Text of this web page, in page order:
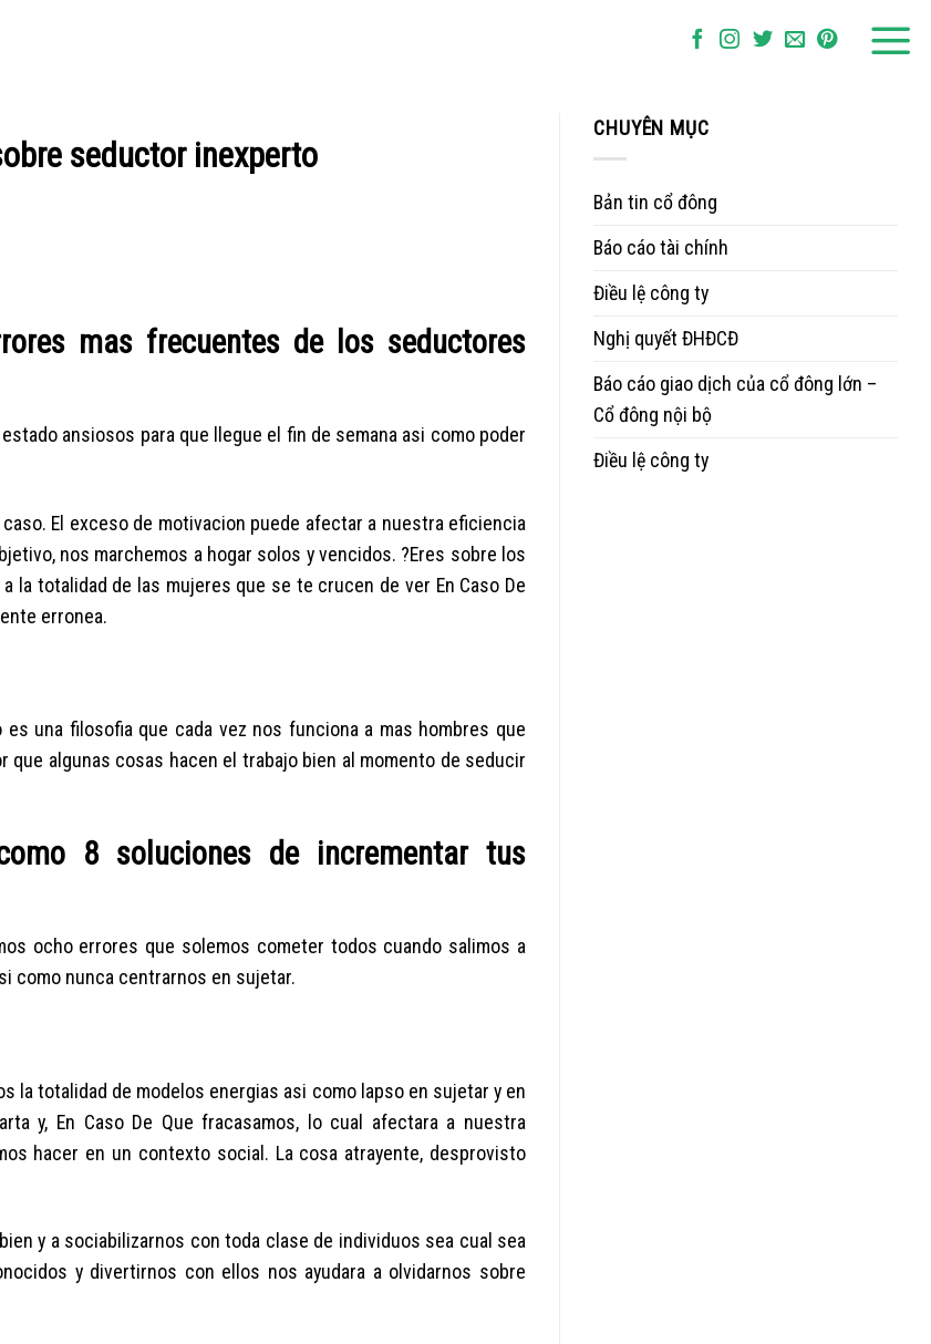
seductor inexperto
mas frecuentes de los seductores
ansiosos para que llegue el fin de semana asi­ como poder
El exceso de motivacion puede afectar a nuestra eficiencia
nos marchemos a hogar solos y vencidos. ?Eres sobre los
totalidad de las mujeres que se te crucen de ver En Caso De
erronea.
una filosofia que cada vez nos funciona a mas hombres que
algunas cosas hacen el trabajo bien al momento de seducir
8 soluciones de incrementar tus
ocho errores que solemos cometer todos cuando salimos a
como nunca centrarnos en sujetar.
la totalidad de modelos energias asi­ como lapso en sujetar y en
y, En Caso De Que fracasamos, lo cual afectara a nuestra
hacer en un contexto social. La cosa atrayente, desprovisto
y a sociabilizarnos con toda clase de individuos sea cual sea
y divertirnos con ellos nos ayudara a olvidarnos sobre
CHUYÊN MỤC
Bản tin cổ đông
Báo cáo tài chính
Điều lệ công ty
Nghị quyết ĐHĐCĐ
Báo cáo giao dịch của cổ đông lớn –
Cổ đông nội bộ
Điều lệ công ty